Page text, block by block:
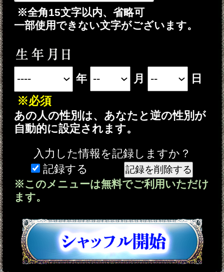
Android 5.0以降
iOS 10.0以降
＜ブラウザ＞
※JavaScriptの設定をオンにしてご
利用ください。
トップページに戻る
NEW新着占い
新着リリース占いコンテンツ
2026年8月6日リリース
名×暦で現実掌握≪国賓/各界VIPも命託す的
中奥儀≫鳥海式天命術
2026年8月3日リリース
魂の本音が聴こえる！【運命結びの奇跡霊
札】心の奥底視抜く◆魂唯タロット